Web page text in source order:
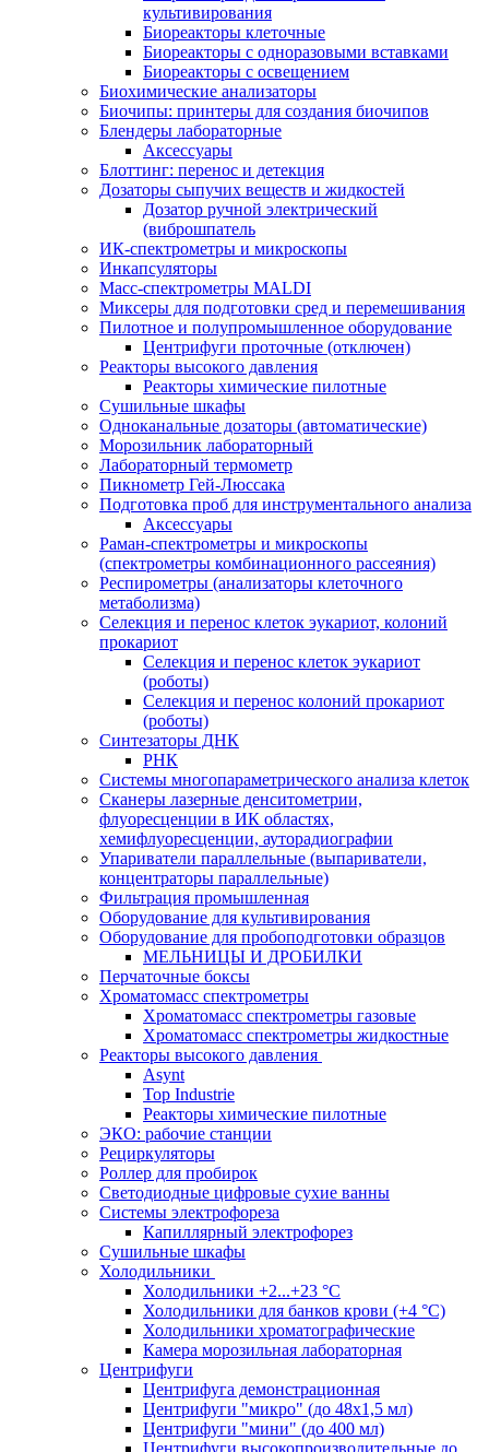
культивирования
Биореакторы клеточные
Биореакторы с одноразовыми вставками
Биореакторы с освещением
Биохимические анализаторы
Биочипы: принтеры для создания биочипов
Блендеры лабораторные
Аксессуары
Блоттинг: перенос и детекция
Дозаторы сыпучих веществ и жидкостей
Дозатор ручной электрический
(виброшпатель
ИК-спектрометры и микроскопы
Инкапсуляторы
Масс-спектрометры MALDI
Миксеры для подготовки сред и перемешивания
Пилотное и полупромышленное оборудование
Центрифуги проточные (отключен)
Реакторы высокого давления
Реакторы химические пилотные
Сушильные шкафы
Одноканальные дозаторы (автоматические)
Морозильник лабораторный
Лабораторный термометр
Пикнометр Гей-Люссака
Подготовка проб для инструментального анализа
Аксессуары
Раман-спектрометры и микроскопы
(спектрометры комбинационного рассеяния)
Респирометры (анализаторы клеточного
метаболизма)
Селекция и перенос клеток эукариот, колоний
прокариот
Селекция и перенос клеток эукариот
(роботы)
Селекция и перенос колоний прокариот
(роботы)
Синтезаторы ДНК
РНК
Системы многопараметрического анализа клеток
Сканеры лазерные денситометрии,
флуоресценции в ИК областях,
хемифлуоресценции, ауторадиографии
Упариватели параллельные (выпариватели,
концентраторы параллельные)
Фильтрация промышленная
Оборудование для культивирования
Оборудование для пробоподготовки образцов
МЕЛЬНИЦЫ И ДРОБИЛКИ
Перчаточные боксы
Хроматомасс спектрометры
Хроматомасс спектрометры газовые
Хроматомасс спектрометры жидкостные
Реакторы высокого давления
Asynt
Top Industrie
Реакторы химические пилотные
ЭКО: рабочие станции
Рециркуляторы
Роллер для пробирок
Светодиодные цифровые сухие ванны
Системы электрофореза
Капиллярный электрофорез
Сушильные шкафы
Холодильники
Холодильники +2...+23 °С
Холодильники для банков крови (+4 °С)
Холодильники хроматографические
Камера морозильная лабораторная
Центрифуги
Центрифуга демонстрационная
Центрифуги "микро" (до 48x1,5 мл)
Центрифуги "мини" (до 400 мл)
Центрифуги высокопроизводительные до